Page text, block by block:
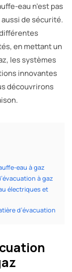
eau n’est pas
de sécurité.
en mettant un
les systèmes
innovantes
découvrirons
eau à gaz
à gaz
électriques et
d’évacuation